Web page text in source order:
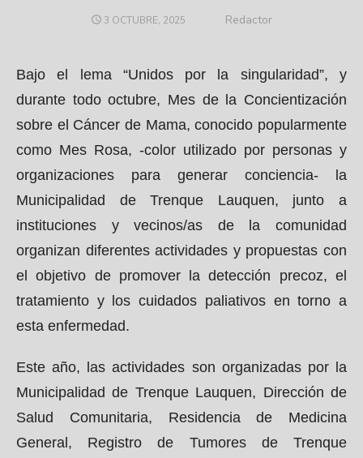
POSTED
3 OCTUBRE, 2025 Author
Redactor
Bajo el lema “Unidos por la singularidad”, y
durante todo octubre, Mes de la Concientización
sobre el Cáncer de Mama, conocido popularmente
como Mes Rosa, -color utilizado por personas y
organizaciones para generar conciencia- la
Municipalidad de Trenque Lauquen, junto a
instituciones y vecinos/as de la comunidad
organizan diferentes actividades y propuestas con
el objetivo de promover la detección precoz, el
tratamiento y los cuidados paliativos en torno a
esta enfermedad.
Este año, las actividades son organizadas por la
Municipalidad de Trenque Lauquen, Dirección de
Salud Comunitaria, Residencia de Medicina
General, Registro de Tumores de Trenque